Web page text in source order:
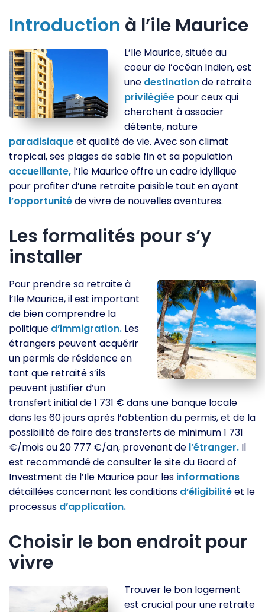
Introduction à l’ile Maurice
L’Ile Maurice, située au
coeur de l’océan Indien, est
une destinationde retraite
privilégiée pour ceux qui
cherchent à associer
détente, nature
paradisiaqueet qualité de vie. Avec son climat
tropical, ses plages de sable fin et sa population
accueillante, l’Ile Maurice offre un cadre idyllique
pour profiter d’une retraite paisible tout en ayant
l’opportunitéde vivre de nouvelles aventures.
Les formalités pour s’y
installer
Pour prendre sa retraite à
l’Ile Maurice, il est important
de bien comprendre la
politique d’immigration. Les
étrangers peuvent acquérir
un permis de résidence en
tant que retraité s’ils
peuvent justifier d’un
transfert initial de 1 731 € dans une banque locale
dans les 60 jours après l’obtention du permis, et de la
possibilité de faire des transferts de minimum 1 731
€/mois ou 20 777 €/an, provenant de l’étranger. Il
est recommandé de consulter le site du Board of
Investment de l’Ile Maurice pour les informations
détaillées concernant les conditions d’éligibilitéet le
processus d’application.
Choisir le bon endroit pour
vivre
Trouver le bon logement
est crucial pour une retraite